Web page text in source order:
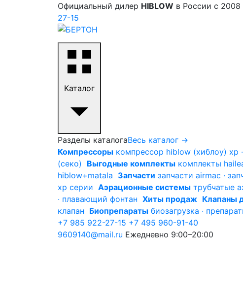
Официальный дилер HIBLOW в России с 2008
27-15
Каталог
Разделы каталогаВесь каталог →
Компрессоры компрессор hiblow (хиблоу) xp
(секо)
Выгодные комплекты комплекты
hiblow+matala Запчасти запчасти airmac ·
xp серии Аэрационные системы трубчатые
· плавающий фонтан Хиты продаж Клапаны
клапан Биопрепараты биозагрузка ·
+7 985 922-27-15 +7 495 960-91-40
9609140@mail.ru Ежедневно 9:00–20:00